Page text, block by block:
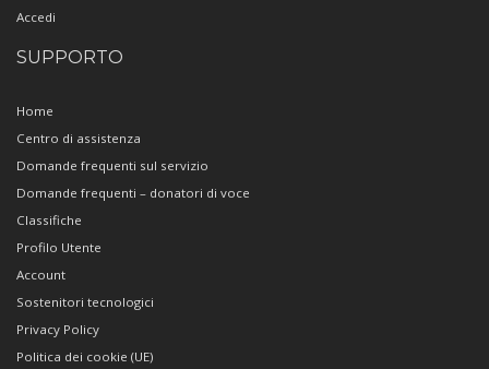
Accedi
SUPPORTO
Home
Centro di assistenza
Domande frequenti sul servizio
Domande frequenti – donatori di voce
Classifiche
Profilo Utente
Account
Sostenitori tecnologici
Privacy Policy
Politica dei cookie (UE)